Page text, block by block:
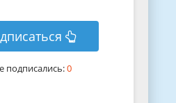
подписались:0